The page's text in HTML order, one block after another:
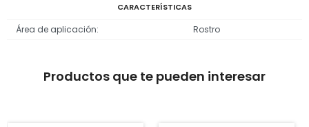
CARACTERÍSTICAS
Área de aplicación Rostro
Productos que te pueden interesar